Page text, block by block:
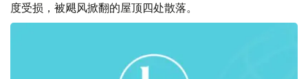
度受损，被飓风掀翻的屋顶四处散落。